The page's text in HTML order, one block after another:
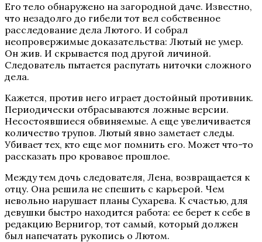
Его тело обнаружено на загородной даче. Известно,
что незадолго до гибели тот вел собственное
расследование дела Лютого. И собрал
неопровержимые доказательства: Лютый не умер.
Он жив. И скрывается под другой личиной.
Следователь пытается распутать ниточки сложного
дела.
Кажется, против него играет достойный противник.
Периодически отбрасываются ложные версии.
Несостоявшиеся обвиняемые. А еще увеличивается
количество трупов. Лютый явно заметает следы.
Убивает тех, кто еще мог помнить его. Может что-то
рассказать про кровавое прошлое.
Между тем дочь следователя, Лена, возвращается к
отцу. Она решила не спешить с карьерой. Чем
невольно нарушает планы Сухарева. К счастью, для
девушки быстро находится работа: ее берет к себе в
редакцию Вернигор, тот самый, который должен
был напечатать рукопись о Лютом.